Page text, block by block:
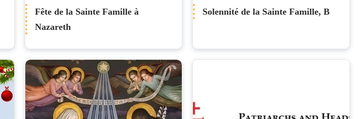
Fête de la Sainte Famille à
Nazareth
Solennité de la Sainte Famille, B